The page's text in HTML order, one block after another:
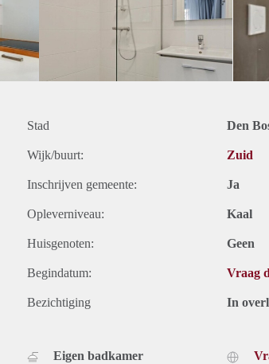
Stad Den
Wijk/buurt: Zuid
Inschrijven gemeente: Ja
Opleverniveau: Kaal
Huisgenoten: Geen
Begindatum: Vraag
Bezichtiging In
Eigen badkamer